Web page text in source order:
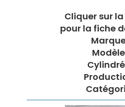
Cliquer sur
pour la fiche
Modèle